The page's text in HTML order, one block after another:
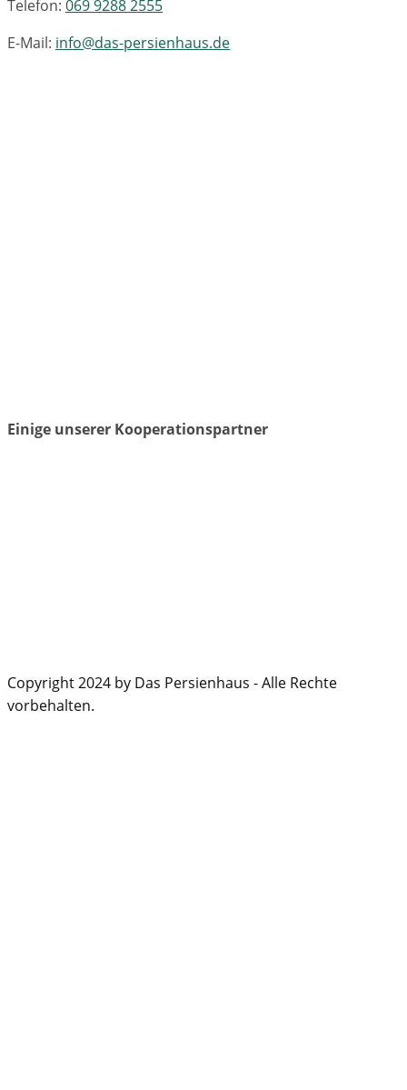
Telefon: 069 9288 2555
E-Mail: info@das-persienhaus.de
Einige unserer Kooperationspartner
Copyright 2024 by Das Persienhaus - Alle Rechte
vorbehalten.